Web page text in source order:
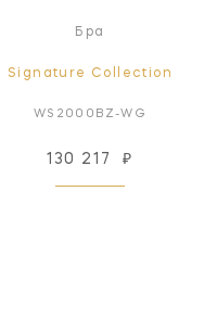
Бра
Signature Collection
WS2000BZ-WG
130 217 ₽